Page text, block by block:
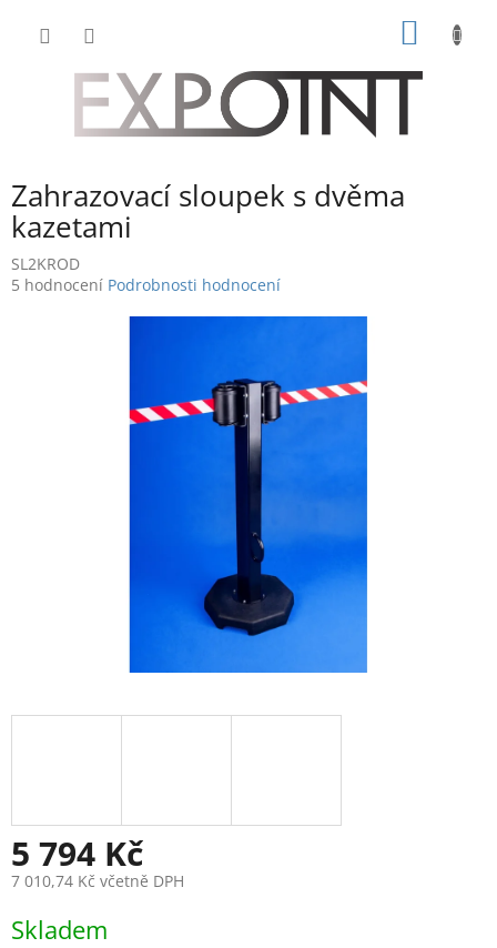
Zahrazovací sloupek s dvěma
kazetami
SL2KROD
Průměrné
5 hodnocení Podrobnosti hodnocení
5 794 Kč
7 010,74 Kč včetně DPH
cena:
Skladem